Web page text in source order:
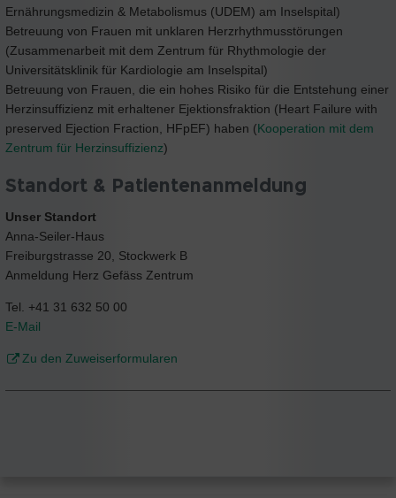
Ernährungsmedizin & Metabolismus (UDEM) am Inselspital)
Betreuung von Frauen mit unklaren Herzrhythmusstörungen
(Zusammenarbeit mit dem Zentrum für Rhythmologie der
Universitätsklinik für Kardiologie am Inselspital)
Betreuung von Frauen, die ein hohes Risiko für die Entstehung einer
Herzinsuffizienz mit erhaltener Ejektionsfraktion (Heart Failure with
preserved Ejection Fraction, HFpEF) haben (Kooperation mit dem
Zentrum für Herzinsuffizienz)
Standort & Patientenanmeldung
Unser Standort
Anna-Seiler-Haus
Freiburgstrasse 20, Stockwerk B
Anmeldung Herz Gefäss Zentrum
Tel. +41 31 632 50 00
E-Mail
Zu den Zuweiserformularen